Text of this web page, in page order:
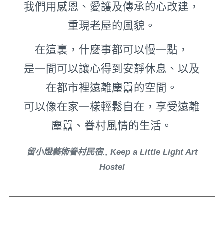
我們用感恩、愛護及傳承的心改建，
重現老屋的風貌。
在這裏，什麼事都可以慢一點，
是一間可以讓心得到安靜休息、以及
在都市裡遠離塵囂的空間。
可以像在家一樣輕鬆自在，享受遠離
塵囂、眷村風情的生活。
留小燈藝術眷村民宿., Keep a Little Light Art
Hostel